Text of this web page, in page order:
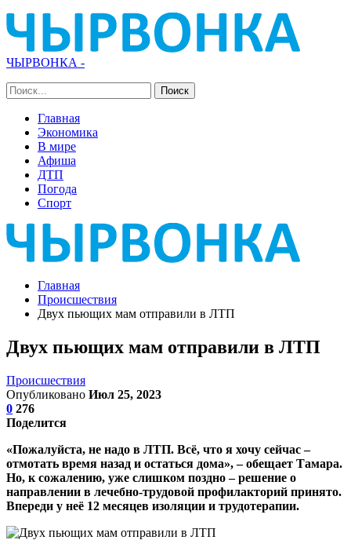
ЧЫРВОНКА -
Главная
Экономика
В мире
Афиша
ДТП
Погода
Спорт
Главная
Происшествия
Двух пьющих мам отправили в ЛТП
Двух пьющих мам отправили в ЛТП
Происшествия
Опубликовано Июл 25, 2023
0 276
Поделится
«Пожалуйста, не надо в ЛТП. Всё, что я хочу сейчас –
отмотать время назад и остаться дома», – обещает Тамара.
Но, к сожалению, уже слишком поздно – решение о
направлении в лечебно-трудовой профилакторий принято.
Впереди у неё 12 месяцев изоляции и трудотерапии.